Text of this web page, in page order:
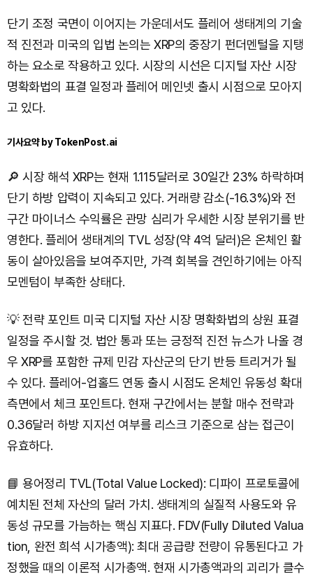
단기 조정 국면이 이어지는 가운데서도 플레어 생태계의 기술
적 진전과 미국의 입법 논의는 XRP의 중장기 펀더멘털을 지탱
하는 요소로 작용하고 있다. 시장의 시선은 디지털 자산 시장
명확화법의 표결 일정과 플레어 메인넷 출시 시점으로 모아지
고 있다.
기사요약 by TokenPost.ai
🔎 시장 해석 XRP는 현재 1.115달러로 30일간 23% 하락하며
단기 하방 압력이 지속되고 있다. 거래량 감소(-16.3%)와 전
구간 마이너스 수익률은 관망 심리가 우세한 시장 분위기를 반
영한다. 플레어 생태계의 TVL 성장(약 4억 달러)은 온체인 활
동이 살아있음을 보여주지만, 가격 회복을 견인하기에는 아직
모멘텀이 부족한 상태다.
💡 전략 포인트 미국 디지털 자산 시장 명확화법의 상원 표결
일정을 주시할 것. 법안 통과 또는 긍정적 진전 뉴스가 나올 경
우 XRP를 포함한 규제 민감 자산군의 단기 반등 트리거가 될
수 있다. 플레어-업홀드 연동 출시 시점도 온체인 유동성 확대
측면에서 체크 포인트다. 현재 구간에서는 분할 매수 전략과
0.36달러 하방 지지선 여부를 리스크 기준으로 삼는 접근이
유효하다.
📘 용어정리 TVL(Total Value Locked): 디파이 프로토콜에
예치된 전체 자산의 달러 가치. 생태계의 실질적 사용도와 유
동성 규모를 가늠하는 핵심 지표다. FDV(Fully Diluted Valua
tion, 완전 희석 시가총액): 최대 공급량 전량이 유통된다고 가
정했을 때의 이론적 시가총액. 현재 시가총액과의 괴리가 클수